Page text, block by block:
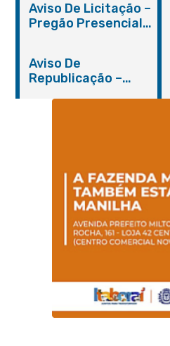
Aviso De Licitação –
Pregão Presencial
Aviso De
Republicação –